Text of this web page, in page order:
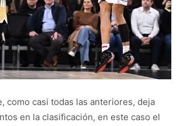
como casi todas las anteriores, deja
en la clasificación, en este caso el